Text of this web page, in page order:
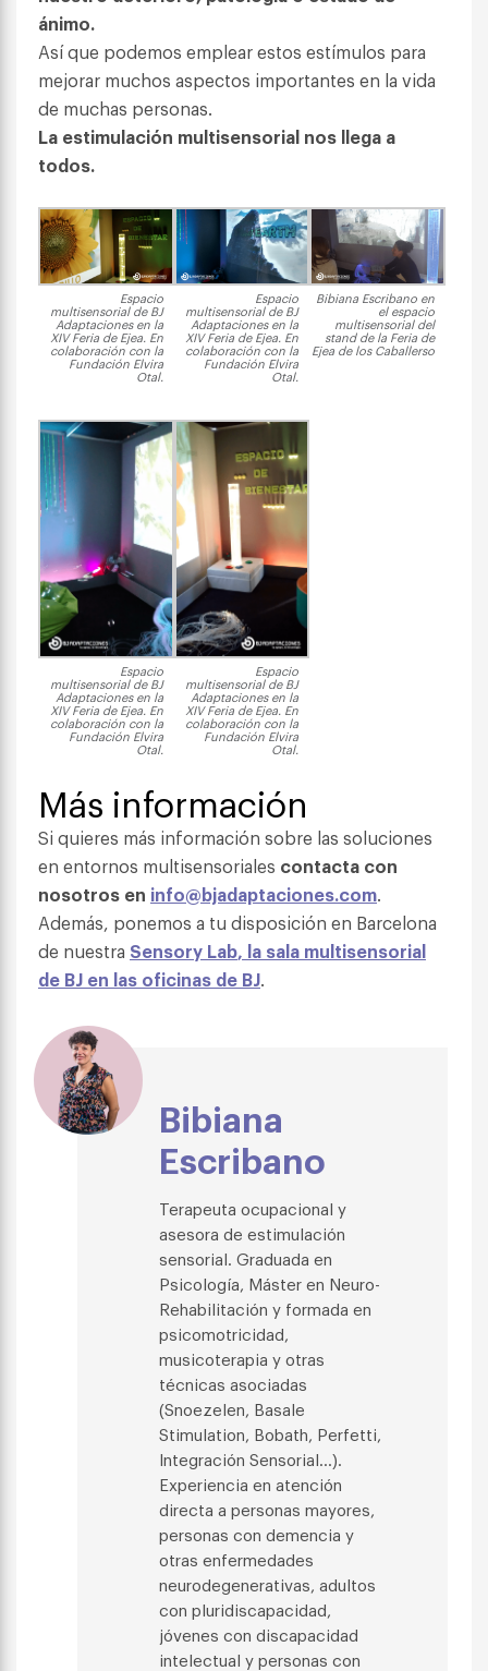
ánimo.
Así que podemos emplear estos estímulos para
mejorar muchos aspectos importantes en la vida
de muchas personas.
La estimulación multisensorial nos llega a
todos.
Espacio
multisensorial de BJ
Adaptaciones en la
XIV Feria de Ejea. En
colaboración con la
Fundación Elvira
Otal.
Espacio
multisensorial de BJ
Adaptaciones en la
XIV Feria de Ejea. En
colaboración con la
Fundación Elvira
Otal.
Bibiana Escribano en
el espacio
multisensorial del
stand de la Feria de
Ejea de los Caballerso
Espacio
multisensorial de BJ
Adaptaciones en la
XIV Feria de Ejea. En
colaboración con la
Fundación Elvira
Otal.
Espacio
multisensorial de BJ
Adaptaciones en la
XIV Feria de Ejea. En
colaboración con la
Fundación Elvira
Otal.
Más información
Si quieres más información sobre las soluciones
en entornos multisensoriales contacta con
nosotros en info@bjadaptaciones.com.
Además, ponemos a tu disposición en Barcelona
de nuestra Sensory Lab, la sala multisensorial
de BJ en las oficinas de BJ.
Bibiana
Escribano
Terapeuta ocupacional y
asesora de estimulación
sensorial. Graduada en
Psicología, Máster en Neuro-
Rehabilitación y formada en
psicomotricidad,
musicoterapia y otras
técnicas asociadas
(Snoezelen, Basale
Stimulation, Bobath, Perfetti,
Integración Sensorial…).
Experiencia en atención
directa a personas mayores,
personas con demencia y
otras enfermedades
neurodegenerativas, adultos
con pluridiscapacidad,
jóvenes con discapacidad
intelectual y personas con